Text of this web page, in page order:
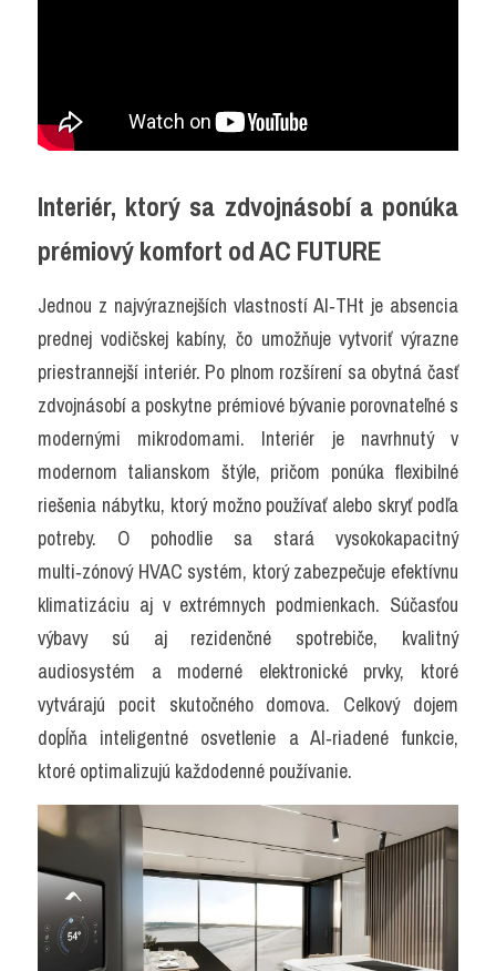
Interiér, ktorý sa zdvojnásobí a ponúka
prémiový komfort od AC FUTURE
Jednou z najvýraznejších vlastností AI‑THt je absencia
prednej vodičskej kabíny, čo umožňuje vytvoriť výrazne
priestrannejší interiér. Po plnom rozšírení sa obytná časť
zdvojnásobí a poskytne prémiové bývanie porovnateľné s
modernými mikrodomami. Interiér je navrhnutý v
modernom talianskom štýle, pričom ponúka flexibilné
riešenia nábytku, ktorý možno používať alebo skryť podľa
potreby. O pohodlie sa stará vysokokapacitný
multi‑zónový HVAC systém, ktorý zabezpečuje efektívnu
klimatizáciu aj v extrémnych podmienkach. Súčasťou
výbavy sú aj rezidenčné spotrebiče, kvalitný
audiosystém a moderné elektronické prvky, ktoré
vytvárajú pocit skutočného domova. Celkový dojem
dopĺňa inteligentné osvetlenie a AI‑riadené funkcie,
ktoré optimalizujú každodenné používanie.